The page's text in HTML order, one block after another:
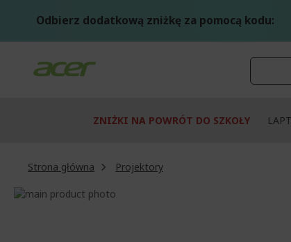
Odbierz dodatkową zniżkę za pomocą kodu:
ZNIŻKI NA POWRÓT DO SZKOŁY
Strona główna
Projektory
Przejdź